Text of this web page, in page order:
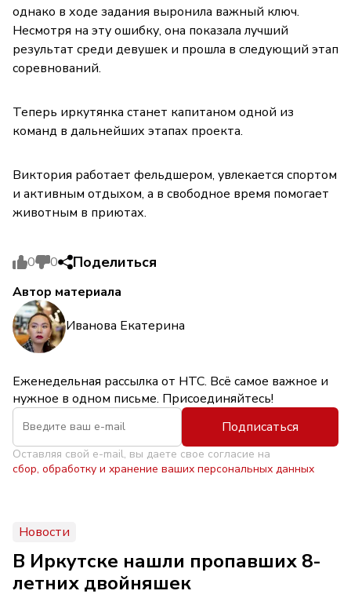
однако в ходе задания выронила важный ключ.
Несмотря на эту ошибку, она показала лучший
результат среди девушек и прошла в следующий этап
соревнований.
Теперь иркутянка станет капитаном одной из
команд в дальнейших этапах проекта.
Виктория работает фельдшером, увлекается спортом
и активным отдыхом, а в свободное время помогает
животным в приютах.
0 0 Поделиться
Автор материала
Иванова Екатерина
Еженедельная рассылка от НТС. Всё самое важное и
нужное в одном письме. Присоединяйтесь!
Подписаться
Оставляя свой e-mail, вы даете свое согласие на
сбор, обработку и хранение ваших персональных данных
Новости
В Иркутске нашли пропавших 8-
летних двойняшек